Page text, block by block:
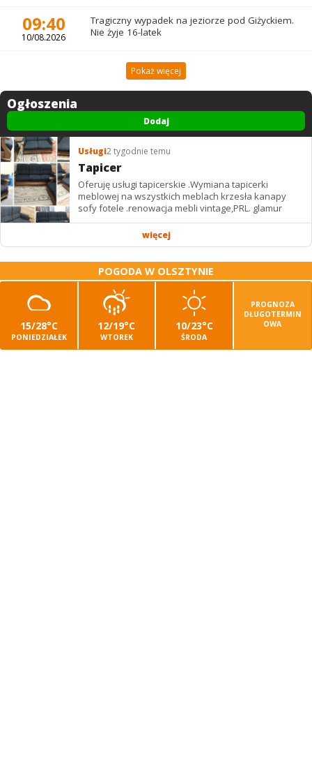
09:40
10/08.2026
Tragiczny wypadek na jeziorze pod Giżyckiem.
Nie żyje 16-latek
Pokaż więcej
Ogłoszenia
Dodaj
Usługi2 tygodnie temu
Tapicer
Oferuję usługi tapicerskie .Wymiana tapicerki
meblowej na wszystkich meblach krzesła kanapy
sofy fotele .renowacja mebli vintage,PRL. glamur
więcej
POGODA W OLSZTYNIE
15/28°C
PONIEDZIAŁEK
12/19°C
WTOREK
10/23°C
ŚRODA
PROGNOZA
DŁUGOTERMIN
OWA